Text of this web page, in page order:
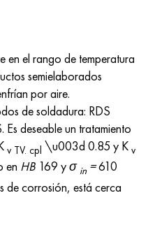
en el rango de temperatura
semielaborados
por aire.
de soldadura: RDS
deseable un tratamiento
v TV. cpl \u003d 0.85 y K v
en HB 169 yσ in =610
de corrosión, está cerca